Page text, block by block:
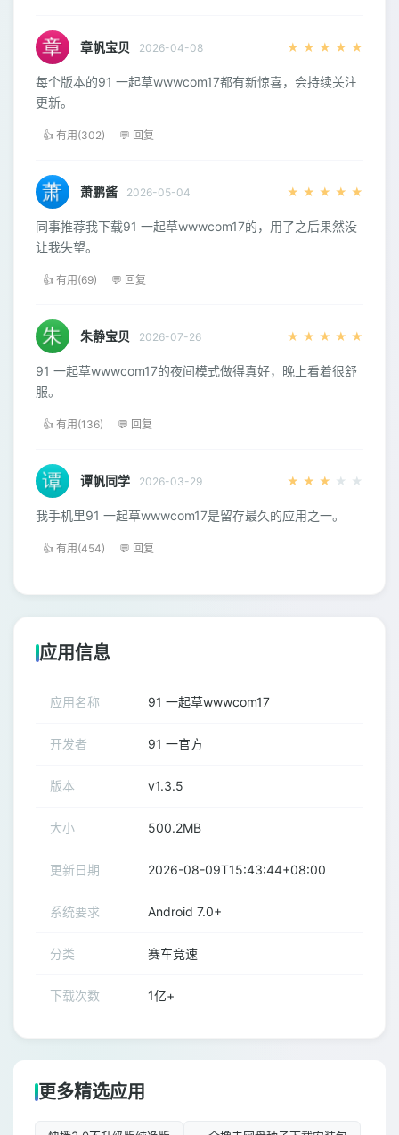
章帆宝贝 2026-04-08 ★ ★ ★ ★ ★
每个版本的91 一起草wwwcom17都有新惊喜，会持续关注
更新。
👍 有用(302) 💬 回复
萧鹏酱 2026-05-04 ★ ★ ★ ★ ★
同事推荐我下载91 一起草wwwcom17的，用了之后果然没
让我失望。
👍 有用(69) 💬 回复
朱静宝贝 2026-07-26 ★ ★ ★ ★ ★
91 一起草wwwcom17的夜间模式做得真好，晚上看着很舒
服。
👍 有用(136) 💬 回复
谭帆同学 2026-03-29 ★ ★ ★ ★ ★
我手机里91 一起草wwwcom17是留存最久的应用之一。
👍 有用(454) 💬 回复
应用信息
应用名称 91 一起草wwwcom17
开发者 91 一官方
版本 v1.3.5
大小 500.2MB
更新日期 2026-08-09T15:43:44+08:00
系统要求 Android 7.0+
分类 赛车竞速
下载次数 1亿+
更多精选应用